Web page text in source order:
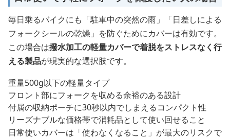
毎日乗るバイクにも「駐車中の突然の雨」「日差しによる
フォークシールの乾燥」を防ぐためにカバーは有効です。
この場合は撥水加工の軽量カバーで着脱をストレスなく行
える製品が現実的な選択肢です。
重量500g以下の軽量タイプ
フロント部にフォークを収める余裕のある設計
付属の収納ポーチに30秒以内でしまえるコンパクト性
リーズナブルな価格帯で消耗品として使い回せること
日常使いカバーは「使わなくなること」が最大のリスクで